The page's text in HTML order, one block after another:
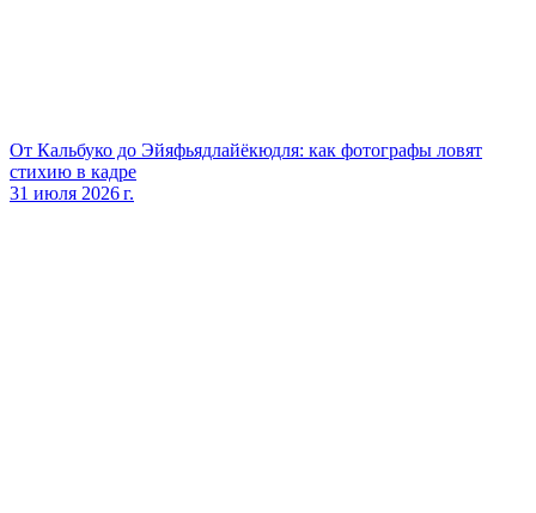
От Кальбуко до Эйяфьядлайёкюдля: как фотографы ловят
стихию в кадре
31 июля 2026 г.